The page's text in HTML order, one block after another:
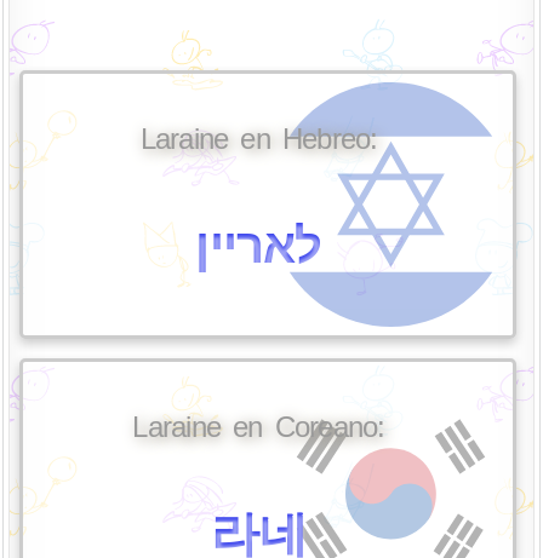
Laraine en Hebreo:
לאריין
Laraine en Coreano:
라네